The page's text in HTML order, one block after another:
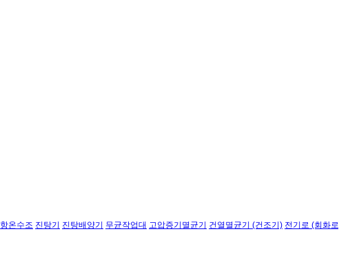
항온수조 진탕기 진탕배양기 무균작업대 고압증기멸균기 건열멸균기 (건조기) 전기로 (회화